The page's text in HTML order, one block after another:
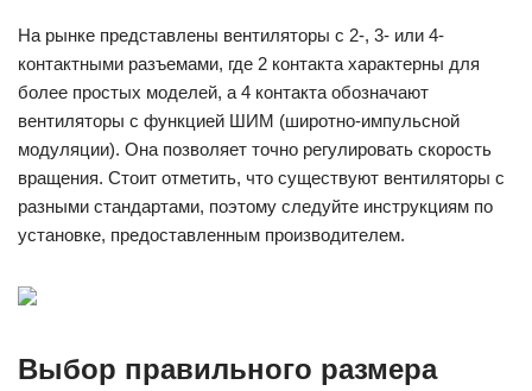
На рынке представлены вентиляторы с 2-, 3- или 4-
контактными разъемами, где 2 контакта характерны для
более простых моделей, а 4 контакта обозначают
вентиляторы с функцией ШИМ (широтно-импульсной
модуляции). Она позволяет точно регулировать скорость
вращения. Стоит отметить, что существуют вентиляторы с
разными стандартами, поэтому следуйте инструкциям по
установке, предоставленным производителем.
Выбор правильного размера